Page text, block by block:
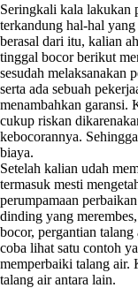
Seringkali kala lakukan
terkandung hal-hal
berasal dari itu, kalian
tinggal bocor berikut
sesudah melaksanakan
serta ada sebuah
menambahkan garansi.
cukup riskan
kebocorannya.
biaya.
Setelah kalian udah
termasuk mesti
perumpamaan
dinding yang
bocor, pergantian
coba lihat satu contoh
memperbaiki talang air.
talang air antara lain.